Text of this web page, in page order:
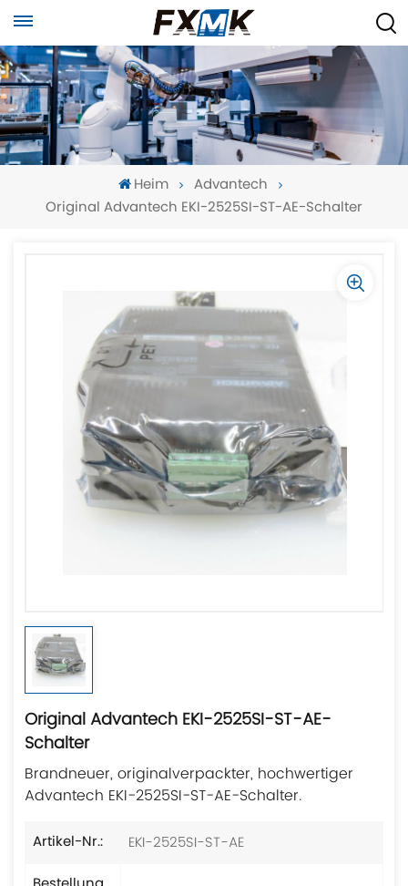
Heim
Advantech
Original Advantech EKI-2525SI-ST-AE-Schalter
Original Advantech EKI-2525SI-ST-AE-
Schalter
Brandneuer, originalverpackter, hochwertiger
Advantech EKI-2525SI-ST-AE-Schalter.
Artikel-Nr.:
EKI-2525SI-ST-AE